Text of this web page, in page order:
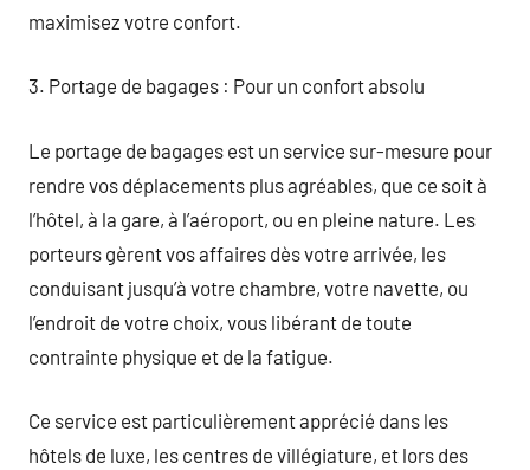
maximisez votre confort.
3. Portage de bagages : Pour un confort absolu
Le portage de bagages est un service sur-mesure pour
rendre vos déplacements plus agréables, que ce soit à
l’hôtel, à la gare, à l’aéroport, ou en pleine nature. Les
porteurs gèrent vos affaires dès votre arrivée, les
conduisant jusqu’à votre chambre, votre navette, ou
l’endroit de votre choix, vous libérant de toute
contrainte physique et de la fatigue.
Ce service est particulièrement apprécié dans les
hôtels de luxe, les centres de villégiature, et lors des